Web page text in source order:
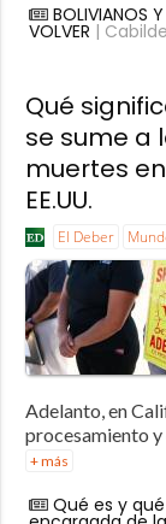
BOLIVIANOS
VOLVER |
Qué
se sume a
muertes
EE.UU.
El Deber
Adelanto, en
procesamiento y
+ más
Qué es y qué